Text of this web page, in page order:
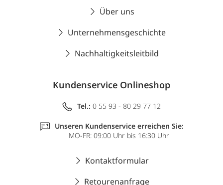
Über uns
Unternehmensgeschichte
Nachhaltigkeitsleitbild
Kundenservice Onlineshop
Tel.: 0 55 93 - 80 29 77 12
Unseren Kundenservice erreichen Sie:
MO-FR: 09:00 Uhr bis 16:30 Uhr
Kontaktformular
Retourenanfrage